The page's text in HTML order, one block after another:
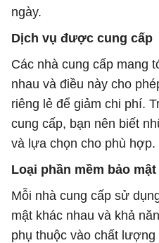
ngày.
Dịch vụ được cung cấp
Các nhà cung cấp mang
nhau và điều này cho
riêng lẻ để giảm chi phí.
cung cấp, bạn nên biết
và lựa chọn cho phù hợp.
Loại phần mềm bảo
Mỗi nhà cung cấp sử
mật khác nhau và khả
phụ thuộc vào chất